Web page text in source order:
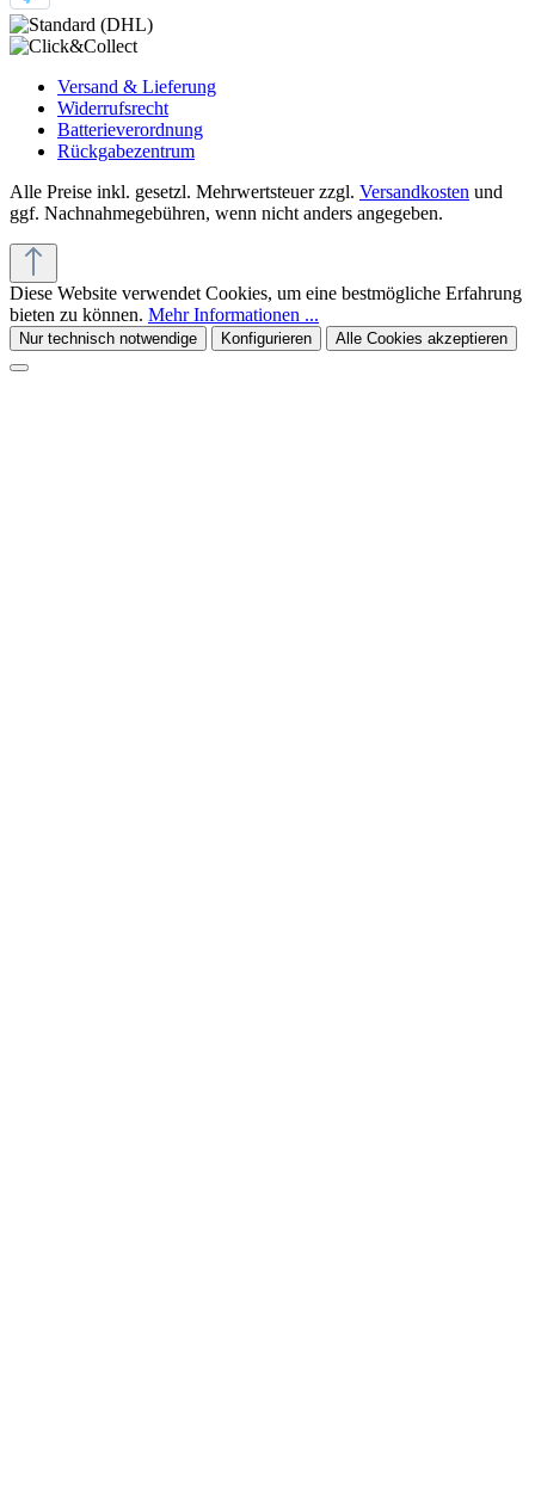
Versand & Lieferung
Widerrufsrecht
Batterieverordnung
Rückgabezentrum
Alle Preise inkl. gesetzl. Mehrwertsteuer zzgl. Versandkosten und
ggf. Nachnahmegebühren, wenn nicht anders angegeben.
Diese Website verwendet Cookies, um eine bestmögliche Erfahrung
bieten zu können. Mehr Informationen ...
Nur technisch notwendige Konfigurieren Alle Cookies akzeptieren